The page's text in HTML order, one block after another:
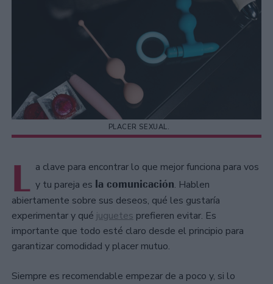
PLACER SEXUAL.
L a clave para encontrar lo que mejor funciona para vos
y tu pareja es la comunicación. Hablen
abiertamente sobre sus deseos, qué les gustaría
experimentar y qué juguetes prefieren evitar. Es
importante que todo esté claro desde el principio para
garantizar comodidad y placer mutuo.
Siempre es recomendable empezar de a poco y, si lo